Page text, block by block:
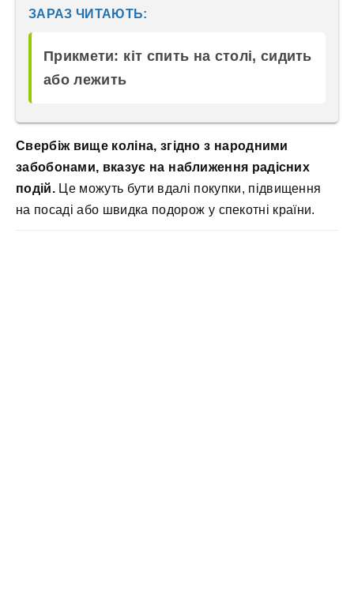
ЗАРАЗ ЧИТАЮТЬ:
Прикмети: кіт спить на столі, сидить
або лежить
Свербіж вище коліна, згідно з народними
забобонами, вказує на наближення радісних
подій.Це можуть бути вдалі покупки, підвищення
на посаді або швидка подорож у спекотні країни.